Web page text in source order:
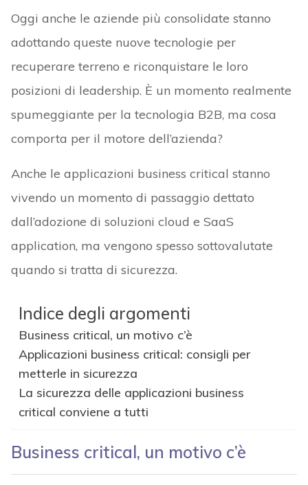
Oggi anche le aziende più consolidate stanno
adottando queste nuove tecnologie per
recuperare terreno e riconquistare le loro
posizioni di leadership. È un momento realmente
spumeggiante per la tecnologia B2B, ma cosa
comporta per il motore dell’azienda?
Anche le applicazioni business critical stanno
vivendo un momento di passaggio dettato
dall’adozione di soluzioni cloud e SaaS
application, ma vengono spesso sottovalutate
quando si tratta di sicurezza.
Indice degli argomenti
Business critical, un motivo c’è
Applicazioni business critical: consigli per
metterle in sicurezza
La sicurezza delle applicazioni business
critical conviene a tutti
Business critical, un motivo c’è